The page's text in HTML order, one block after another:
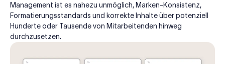
Management ist es nahezu unmöglich, Marken-Konsistenz,
Formatierungsstandards und korrekte Inhalte über potenziell
Hunderte oder Tausende von Mitarbeitenden hinweg
durchzusetzen.